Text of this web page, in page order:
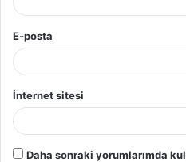
E-posta
İnternet sitesi
Daha sonraki yorumlarımda